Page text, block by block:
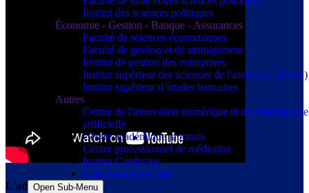
Institut des sciences politiques
Économie - Gestion - Banque - Assurances
Faculté de sciences économiques
Faculté de gestion et de management
Institut de gestion des entreprises
Institut supérieur des sciences de l'assurance (ISSA)
Institut supérieur d’études bancaires
Autres
Centre de l'innovation numérique et de l'intelligence
artificielle
Centre académique japonais
Centre professionnel de médiation
Institut Confucius
Université pour tous
Open Sub-Menu
L'admission à l'USJ